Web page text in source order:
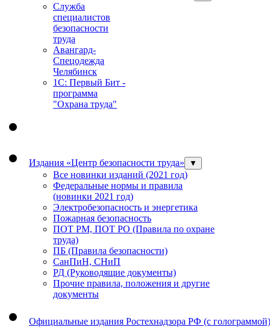
Служба
специалистов
безопасности
труда
Авангард-
Спецодежда
Челябинск
1С: Первый Бит -
программа
"Охрана труда"
Издания «Центр безопасности труда» ▼
Все новинки изданий (2021 год)
Федеральные нормы и правила
(новинки 2021 год)
Электробезопасность и энергетика
Пожарная безопасность
ПОТ РМ, ПОТ РО (Правила по охране
труда)
ПБ (Правила безопасности)
СанПиН, СНиП
РД (Руководящие документы)
Прочие правила, положения и другие
документы
Официальные издания Ростехнадзора РФ (с голограммой)